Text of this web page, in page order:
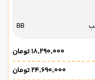
BB
۱۸٬۲۹۰٬۰۰۰ تومان
۲۴٬۶۹۰٬۰۰۰ تومان